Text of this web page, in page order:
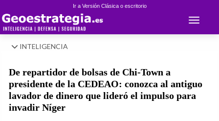
Ir a Versión Clásica o escritorio
Toggle
INTELIGENCIA
De repartidor de bolsas de Chi-Town a
presidente de la CEDEAO: conozca al antiguo
lavador de dinero que lideró el impulso para
invadir Níger